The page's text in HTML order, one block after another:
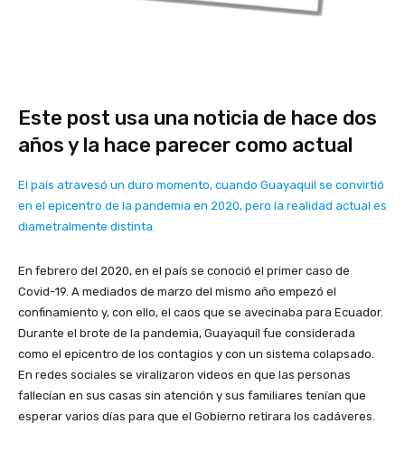
Este post usa una noticia de hace dos
años y la hace parecer como actual
El país atravesó un duro momento, cuando Guayaquil se convirtió
en el epicentro de la pandemia en 2020, pero la realidad actual es
diametralmente distinta.
En febrero del 2020, en el país se conoció el primer caso de
Covid-19. A mediados de marzo del mismo año empezó el
confinamiento y, con ello, el caos que se avecinaba para Ecuador.
Durante el brote de la pandemia, Guayaquil fue considerada
como el epicentro de los contagios y con un sistema colapsado.
En redes sociales se viralizaron videos en que las personas
fallecían en sus casas sin atención y sus familiares tenían que
esperar varios días para que el Gobierno retirara los cadáveres.